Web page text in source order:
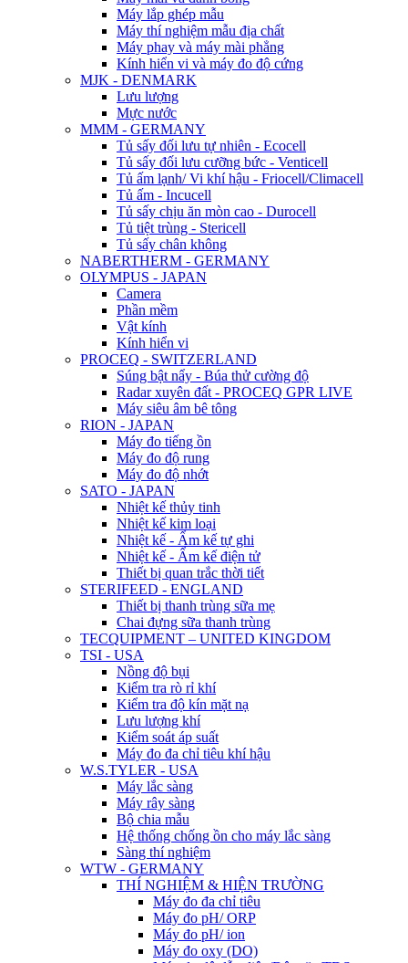
Máy lắp ghép mẫu
Máy thí nghiệm mẫu địa chất
Máy phay và máy mài phẳng
Kính hiển vi và máy đo độ cứng
MJK - DENMARK
Lưu lượng
Mực nước
MMM - GERMANY
Tủ sấy đối lưu tự nhiên - Ecocell
Tủ sấy đối lưu cưỡng bức - Venticell
Tủ ấm lạnh/ Vi khí hậu - Friocell/Climacell
Tủ ấm - Incucell
Tủ sấy chịu ăn mòn cao - Durocell
Tủ tiệt trùng - Stericell
Tủ sấy chân không
NABERTHERM - GERMANY
OLYMPUS - JAPAN
Camera
Phần mềm
Vật kính
Kính hiển vi
PROCEQ - SWITZERLAND
Súng bật nẩy - Búa thử cường độ
Radar xuyên đất - PROCEQ GPR LIVE
Máy siêu âm bê tông
RION - JAPAN
Máy đo tiếng ồn
Máy đo độ rung
Máy đo độ nhớt
SATO - JAPAN
Nhiệt kế thủy tinh
Nhiệt kế kim loại
Nhiệt kế - Ẩm kế tự ghi
Nhiệt kế - Ẩm kế điện tử
Thiết bị quan trắc thời tiết
STERIFEED - ENGLAND
Thiết bị thanh trùng sữa mẹ
Chai đựng sữa thanh trùng
TECQUIPMENT – UNITED KINGDOM
TSI - USA
Nồng độ bụi
Kiểm tra rò rỉ khí
Kiểm tra độ kín mặt nạ
Lưu lượng khí
Kiểm soát áp suất
Máy đo đa chỉ tiêu khí hậu
W.S.TYLER - USA
Máy lắc sàng
Máy rây sàng
Bộ chia mẫu
Hệ thống chống ồn cho máy lắc sàng
Sàng thí nghiệm
WTW - GERMANY
THÍ NGHIỆM & HIỆN TRƯỜNG
Máy đo đa chỉ tiêu
Máy đo pH/ ORP
Máy đo pH/ ion
Máy đo oxy (DO)